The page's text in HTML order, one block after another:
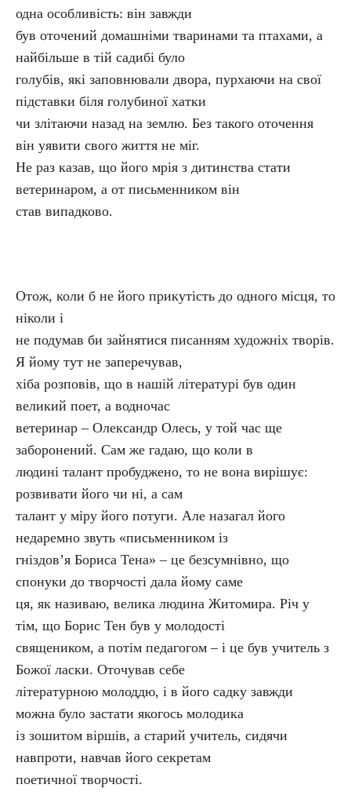
одна особливість: він завжди
був оточений домашніми тваринами та птахами, а
найбільше в тій садибі було
голубів, які заповнювали двора, пурхаючи на свої
підставки біля голубиної хатки
чи злітаючи назад на землю. Без такого оточення
він уявити свого життя не міг.
Не раз казав, що його мрія з дитинства стати
ветеринаром, а от письменником він
став випадково.
Отож, коли б не його прикутість до одного місця, то
ніколи і
не подумав би зайнятися писанням художніх творів.
Я йому тут не заперечував,
хіба розповів, що в нашій літературі був один
великий поет, а водночас
ветеринар – Олександр Олесь, у той час ще
заборонений. Сам же гадаю, що коли в
людині талант пробуджено, то не вона вирішує:
розвивати його чи ні, а сам
талант у міру його потуги. Але назагал його
недаремно звуть «письменником із
гніздов’я Бориса Тена» – це безсумнівно, що
спонуки до творчості дала йому саме
ця, як називаю, велика людина Житомира. Річ у
тім, що Борис Тен був у молодості
священиком, а потім педагогом – і це був учитель з
Божої ласки. Оточував себе
літературною молоддю, і в його садку завжди
можна було застати якогось молодика
із зошитом віршів, а старий учитель, сидячи
навпроти, навчав його секретам
поетичної творчості.